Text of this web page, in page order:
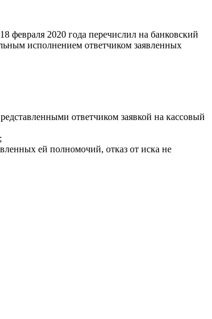
февраля 2020 года перечислил на банковский
исполнением ответчиком заявленных
ответчиком заявкой на кассовый
ей полномочий, отказ от иска не